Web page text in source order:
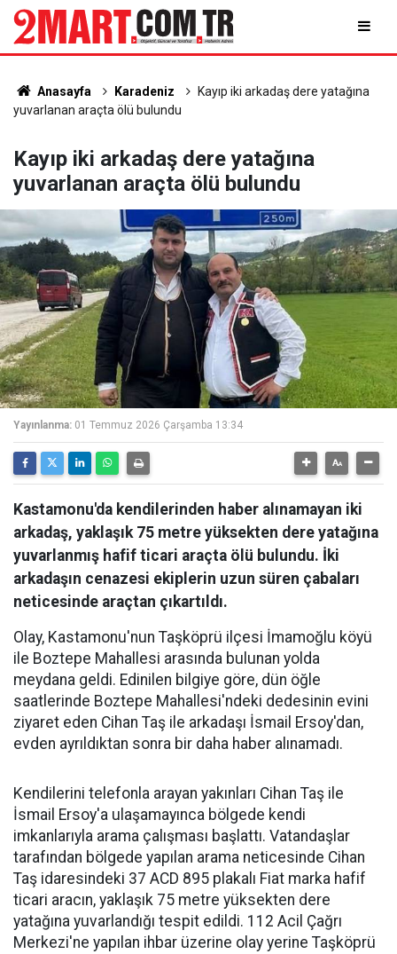
Anasayfa Karadeniz
Kayıp iki arkadaş dere yatağına
yuvarlanan araçta ölü bulundu
Kayıp iki arkadaş dere yatağına
yuvarlanan araçta ölü bulundu
Yayınlanma: 01 Temmuz 2026 Çarşamba 13:34
Kastamonu'da kendilerinden haber alınamayan iki
arkadaş, yaklaşık 75 metre yüksekten dere yatağına
yuvarlanmış hafif ticari araçta ölü bulundu. İki
arkadaşın cenazesi ekiplerin uzun süren çabaları
neticesinde araçtan çıkartıldı.
Olay, Kastamonu'nun Taşköprü ilçesi İmamoğlu köyü
ile Boztepe Mahallesi arasında bulunan yolda
meydana geldi. Edinilen bilgiye göre, dün öğle
saatlerinde Boztepe Mahallesi'ndeki dedesinin evini
ziyaret eden Cihan Taş ile arkadaşı İsmail Ersoy'dan,
evden ayrıldıktan sonra bir daha haber alınamadı.
Kendilerini telefonla arayan yakınları Cihan Taş ile
İsmail Ersoy'a ulaşamayınca bölgede kendi
imkanlarıyla arama çalışması başlattı. Vatandaşlar
tarafından bölgede yapılan arama neticesinde Cihan
Taş idaresindeki 37 ACD 895 plakalı Fiat marka hafif
ticari aracın, yaklaşık 75 metre yüksekten dere
yatağına yuvarlandığı tespit edildi. 112 Acil Çağrı
Merkezi'ne yapılan ihbar üzerine olay yerine Taşköprü